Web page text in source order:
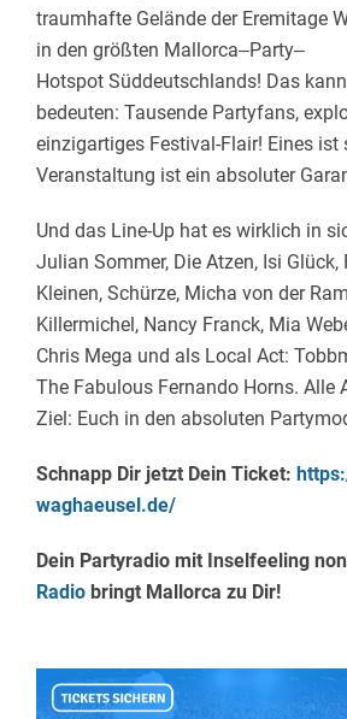
traumhafte Gelände der Eremitage
in den größten Mallorca‒Party‒
Hotspot Süddeutschlands! Das
bedeuten: Tausende Partyfans,
einzigartiges Festival-Flair! Eines ist
Veranstaltung ist ein absoluter
Und das Line-Up hat es wirklich in
Julian Sommer, Die Atzen, Isi Glück,
Kleinen, Schürze, Micha von der
Killermichel, Nancy Franck, Mia
Chris Mega und als Local Act:
The Fabulous Fernando Horns. Alle
Ziel: Euch in den absoluten
Schnapp Dir jetzt Dein Ticket:
waghaeusel.de/
Dein Partyradio mit Inselfeeling
Radio bringt Mallorca zu Dir!